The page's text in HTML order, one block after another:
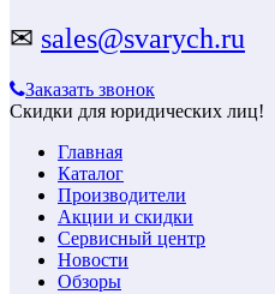
✉ sales@svarych.ru
Заказать звонок
Скидки для юридических лиц!
Главная
Каталог
Производители
Акции и скидки
Сервисный центр
Новости
Обзоры